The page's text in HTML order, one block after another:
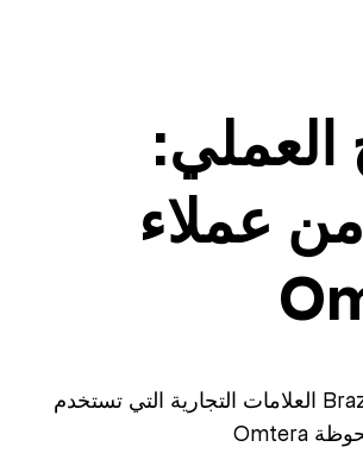
العملي:
عملاء
العلامات التجارية التي تستخدم Braze تحت إشراف